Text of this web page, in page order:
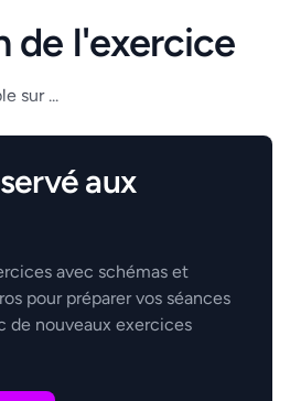
de l'exercice
sur ...
aux
avec schémas et
pour préparer vos séances
de nouveaux exercices